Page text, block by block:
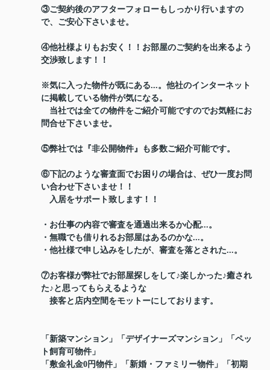
③ご契約後のアフターフォローもしっかり行いますの
で、ご安心下さいませ。
④他社様よりもお安く！！お部屋のご契約を出来るよう
交渉致します！！
※気に入った物件が既にある...。他社のインターネット
に掲載している物件が気になる。
当社では全ての物件をご紹介可能ですのでお気軽にお
問合せ下さいませ。
⑤弊社では『非公開物件』も多数ご紹介可能です。
⑥下記のような審査面でお困りの場合は、ぜひ一度お問
い合わせ下さいませ！！
入居をサポート致します！！
・お仕事の内容で審査を通過出来るか心配...。
・無職でも借りれるお部屋はあるのかな...。
・他社様で申し込みをしたが、審査を落とされた...。
⑦お客様が弊社でお部屋探しをして♪楽しかった♪癒され
た♪と思ってもらえるような
接客と店内空間をモットーにしております。
「新築マンション」「デザイナーズマンション」「ペッ
ト飼育可物件」
「敷金礼金0円物件」「新婚・ファミリー物件」「初期